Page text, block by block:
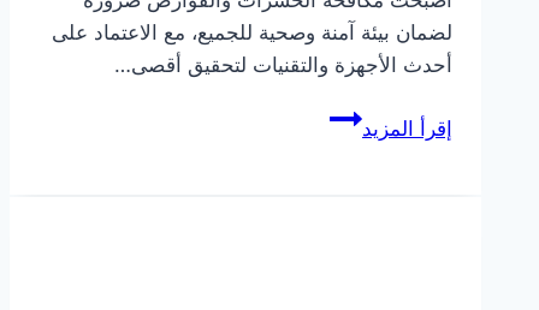
لضمان بيئة آمنة وصحية للجميع، مع الاعتماد على
أحدث الأجهزة والتقنيات لتحقيق أقصى…
إقرأ المزيدمكافحة